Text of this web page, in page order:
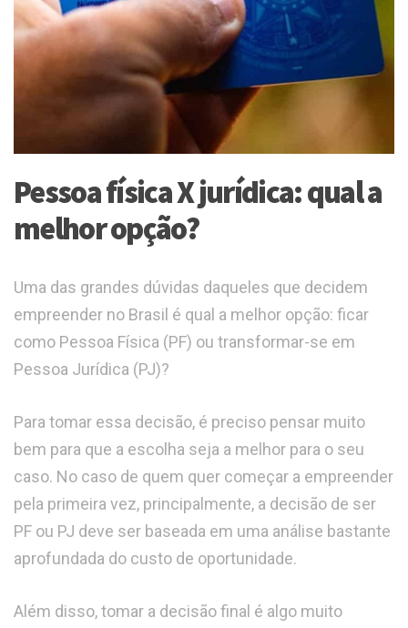
Pessoa física X jurídica: qual a
melhor opção?
Uma das grandes dúvidas daqueles que decidem
empreender no Brasil é qual a melhor opção: ficar
como Pessoa Física (PF) ou transformar-se em
Pessoa Jurídica (PJ)?
Para tomar essa decisão, é preciso pensar muito
bem para que a escolha seja a melhor para o seu
caso. No caso de quem quer começar a empreender
pela primeira vez, principalmente, a decisão de ser
PF ou PJ deve ser baseada em uma análise bastante
aprofundada do custo de oportunidade.
Além disso, tomar a decisão final é algo muito